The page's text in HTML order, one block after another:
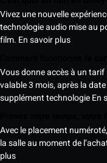
Vivez une nouvelle
technologie audio mise au
film. En savoir plus
Vous donne accès à un
valable 3 mois, après la
supplément technologieEn
Avec le placement
la salle au moment de
plus